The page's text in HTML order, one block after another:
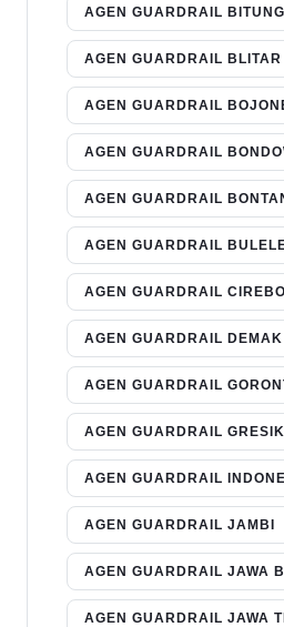
AGEN GUARDRAIL BITUNG
AGEN GUARDRAIL BLITAR
AGEN GUARDRAIL
AGEN GUARDRAIL
AGEN GUARDRAIL
AGEN GUARDRAIL
AGEN GUARDRAIL
AGEN GUARDRAIL DEMAK
AGEN GUARDRAIL
AGEN GUARDRAIL GRESIK
AGEN GUARDRAIL
AGEN GUARDRAIL JAMBI
AGEN GUARDRAIL JAWA
AGEN GUARDRAIL JAWA